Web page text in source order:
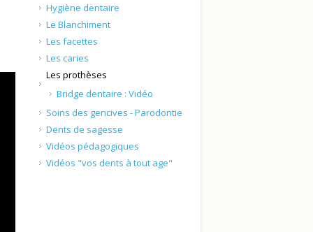
Hygiène dentaire
Le Blanchiment
Les facettes
Les caries
Les prothèses
Bridge dentaire : Vidéo
Soins des gencives - Parodontie
Dents de sagesse
Vidéos pédagogiques
Vidéos "vos dents à tout age"